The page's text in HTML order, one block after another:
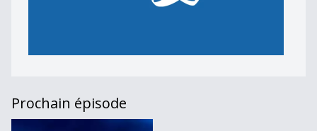
Prochain épisode
L&#039;Actu du 11.03.13 - 18h30